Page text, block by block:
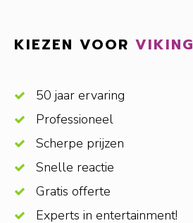
KIEZEN VOOR VIKING
50 jaar ervaring
Professioneel
Scherpe prijzen
Snelle reactie
Gratis offerte
Experts in entertainment!